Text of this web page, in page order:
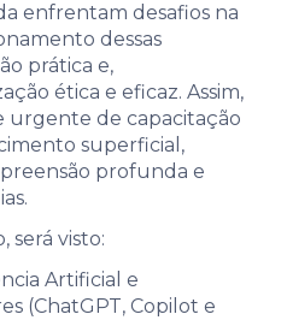
enfrentam desafios na
dessas
prática e,
ética e eficaz. Assim,
urgente de capacitação
superficial,
profunda e
será visto:
Artificial e
(ChatGPT, Copilot e